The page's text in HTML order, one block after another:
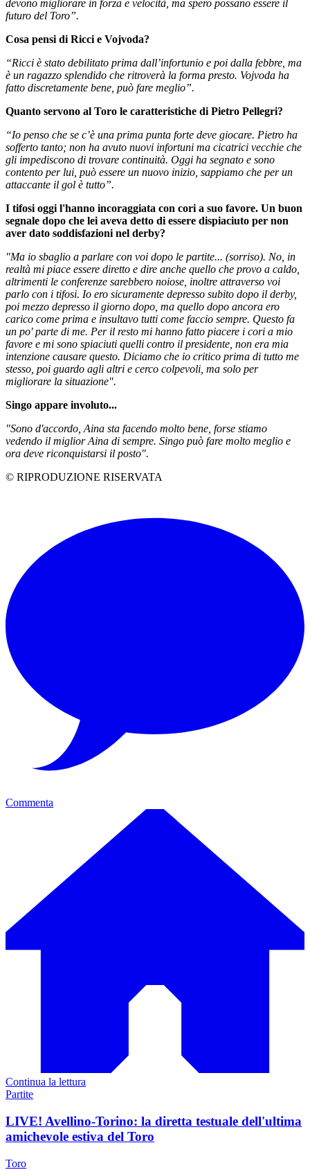
devono migliorare in forza e velocità, ma spero possano essere il
futuro del Toro”.
Cosa pensi di Ricci e Vojvoda?
“Ricci è stato debilitato prima dall’infortunio e poi dalla febbre, ma
è un ragazzo splendido che ritroverà la forma presto. Vojvoda ha
fatto discretamente bene, può fare meglio”.
Quanto servono al Toro le caratteristiche di Pietro Pellegri?
“Io penso che se c’è una prima punta forte deve giocare. Pietro ha
sofferto tanto; non ha avuto nuovi infortuni ma cicatrici vecchie che
gli impediscono di trovare continuità. Oggi ha segnato e sono
contento per lui, può essere un nuovo inizio, sappiamo che per un
attaccante il gol è tutto”.
I tifosi oggi l'hanno incoraggiata con cori a suo favore. Un buon
segnale dopo che lei aveva detto di essere dispiaciuto per non
aver dato soddisfazioni nel derby?
"Ma io sbaglio a parlare con voi dopo le partite... (sorriso). No, in
realtà mi piace essere diretto e dire anche quello che provo a caldo,
altrimenti le conferenze sarebbero noiose, inoltre attraverso voi
parlo con i tifosi. Io ero sicuramente depresso subito dopo il derby,
poi mezzo depresso il giorno dopo, ma quello dopo ancora ero
carico come prima e insultavo tutti come faccio sempre. Questo fa
un po' parte di me. Per il resto mi hanno fatto piacere i cori a mio
favore e mi sono spiaciuti quelli contro il presidente, non era mia
intenzione causare questo. Diciamo che io critico prima di tutto me
stesso, poi guardo agli altri e cerco colpevoli, ma solo per
migliorare la situazione".
Singo appare involuto...
"Sono d'accordo, Aina sta facendo molto bene, forse stiamo
vedendo il miglior Aina di sempre. Singo può fare molto meglio e
ora deve riconquistarsi il posto".
© RIPRODUZIONE RISERVATA
Commenta
Continua la lettura
Partite
LIVE! Avellino-Torino: la diretta testuale dell'ultima
amichevole estiva del Toro
Toro